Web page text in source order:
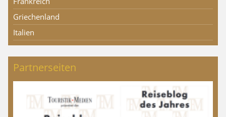
Griechenland
Italien
Partnerseiten